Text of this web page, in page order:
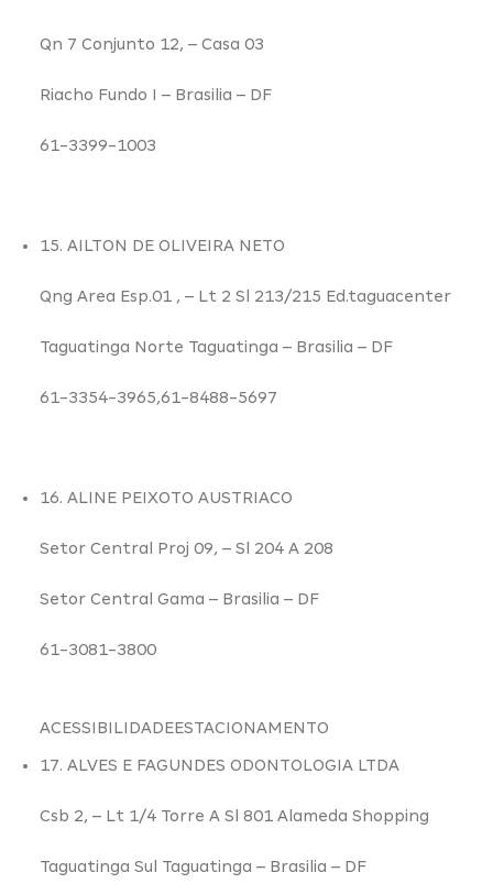
Qn 7 Conjunto 12, – Casa 03
Riacho Fundo I – Brasilia – DF
61-3399-1003
15. AILTON DE OLIVEIRA NETO
Qng Area Esp.01 , – Lt 2 Sl 213/215 Ed.taguacenter
Taguatinga Norte Taguatinga – Brasilia – DF
61-3354-3965,61-8488-5697
16. ALINE PEIXOTO AUSTRIACO
Setor Central Proj 09, – Sl 204 A 208
Setor Central Gama – Brasilia – DF
61-3081-3800
ACESSIBILIDADEESTACIONAMENTO
17. ALVES E FAGUNDES ODONTOLOGIA LTDA
Csb 2, – Lt 1/4 Torre A Sl 801 Alameda Shopping
Taguatinga Sul Taguatinga – Brasilia – DF